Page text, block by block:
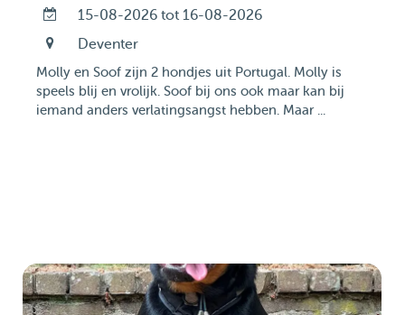
15-08-2026 tot 16-08-2026
Deventer
Molly en Soof zijn 2 hondjes uit Portugal. Molly is
speels blij en vrolijk. Soof bij ons ook maar kan bij
iemand anders verlatingsangst hebben. Maar ...